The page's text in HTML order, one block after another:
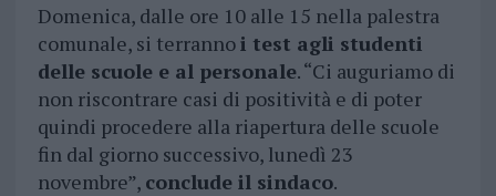
Domenica, dalle ore 10 alle 15 nella palestra
comunale, si terrannoi test agli studenti
delle scuole e al personale. “Ci auguriamo di
non riscontrare casi di positività e di poter
quindi procedere alla riapertura delle scuole
fin dal giorno successivo, lunedì 23
novembre”, conclude il sindaco.